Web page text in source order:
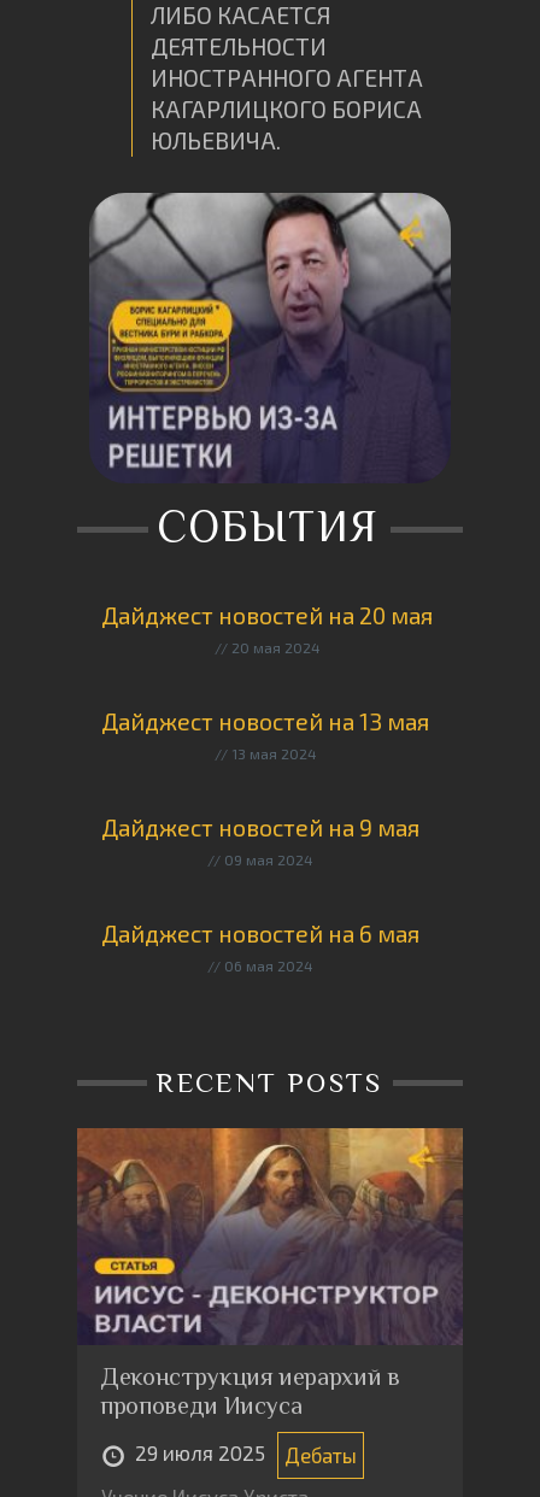
ЛИБО КАСАЕТСЯ
ДЕЯТЕЛЬНОСТИ
ИНОСТРАННОГО АГЕНТА
КАГАРЛИЦКОГО БОРИСА
ЮЛЬЕВИЧА.
СОБЫТИЯ
Дайджест новостей на 20 мая
20 мая 2024
Дайджест новостей на 13 мая
13 мая 2024
Дайджест новостей на 9 мая
09 мая 2024
Дайджест новостей на 6 мая
06 мая 2024
RECENT POSTS
Деконструкция иерархий в
проповеди Иисуса
29 июля 2025
Дебаты